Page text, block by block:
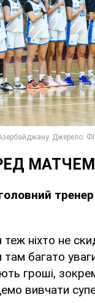
МАТЧЕМ
тренер
ніхто не
там багато
гроші,
вивчати